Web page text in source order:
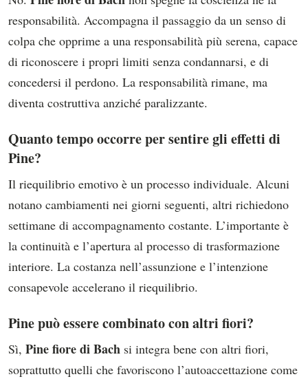
responsabilità. Accompagna il passaggio da un senso di
colpa che opprime a una responsabilità più serena, capace
di riconoscere i propri limiti senza condannarsi, e di
concedersi il perdono. La responsabilità rimane, ma
diventa costruttiva anziché paralizzante.
Quanto tempo occorre per sentire gli effetti di
Pine?
Il riequilibrio emotivo è un processo individuale. Alcuni
notano cambiamenti nei giorni seguenti, altri richiedono
settimane di accompagnamento costante. L’importante è
la continuità e l’apertura al processo di trasformazione
interiore. La costanza nell’assunzione e l’intenzione
consapevole accelerano il riequilibrio.
Pine può essere combinato con altri fiori?
Sì, Pine fiore di Bach si integra bene con altri fiori,
soprattutto quelli che favoriscono l’autoaccettazione come